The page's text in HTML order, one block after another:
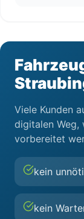
Viele Kunden
digitalen Weg,
vorbereitet
kein
kein